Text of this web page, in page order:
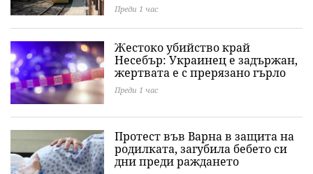
Преди 1 час
Жестоко убийство край
Несебър: Украинец е задържан,
жертвата е с прерязано гърло
Преди 1 час
Протест във Варна в защита на
родилката, загубила бебето си
дни преди раждането